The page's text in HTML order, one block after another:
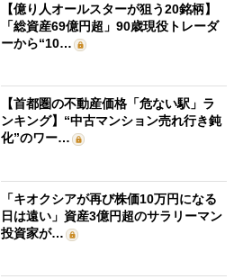
【億り人オールスターが狙う20銘柄】
「総資産69億円超」90歳現役トレーダ
ーから“10…
【首都圏の不動産価格「危ない駅」ラ
ンキング】“中古マンション売れ行き鈍
化”のワー…
「キオクシアが再び株価10万円になる
日は遠い」資産3億円超のサラリーマン
投資家が…